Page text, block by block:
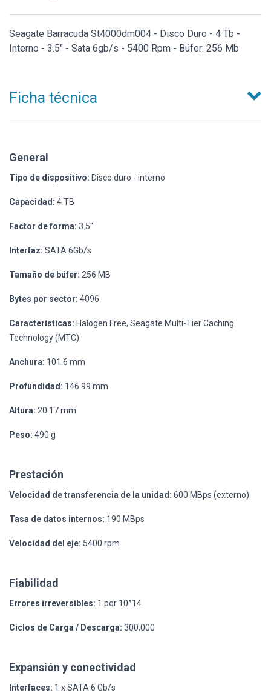
Seagate Barracuda St4000dm004 - Disco Duro - 4 Tb -
Interno - 3.5" - Sata 6gb/s - 5400 Rpm - Búfer: 256 Mb
Ficha técnica
General
Tipo de dispositivo: Disco duro - interno
Capacidad: 4 TB
Factor de forma: 3.5"
Interfaz: SATA 6Gb/s
Tamaño de búfer: 256 MB
Bytes por sector: 4096
Características: Halogen Free, Seagate Multi-Tier Caching
Technology (MTC)
Anchura: 101.6 mm
Profundidad: 146.99 mm
Altura: 20.17 mm
Peso: 490 g
Prestación
Velocidad de transferencia de la unidad: 600 MBps (externo)
Tasa de datos internos: 190 MBps
Velocidad del eje: 5400 rpm
Fiabilidad
Errores irreversibles: 1 por 10^14
Ciclos de Carga / Descarga: 300,000
Expansión y conectividad
Interfaces: 1 x SATA 6 Gb/s